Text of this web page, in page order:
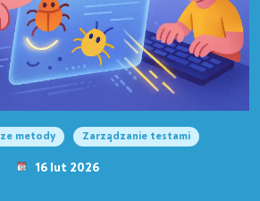
metody Zarządzanie testami
16 lut 2026